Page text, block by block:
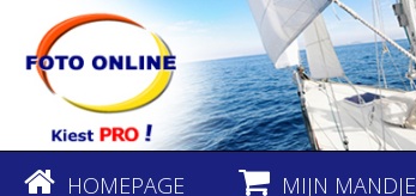
HOMEPAGE MIJN MANDJE